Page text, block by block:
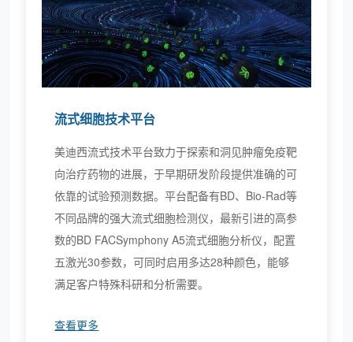
流式细胞技术平台
美迪西流式技术平台致力于探索和洞见肿瘤免疫靶
向治疗药物的进展，于早期研发阶段提供准确的可
依靠的试验预测数据。平台配备有BD、Bio-Rad等
不同品牌的强大流式细胞检测仪，最新引进的高参
数的BD FACSymphony A5流式细胞分析仪，配置
五激光30参数，可同时启用多达28种颜色，能够
满足客户特殊科研和分析需要。
查看更多